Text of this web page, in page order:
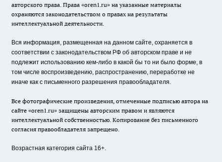
авторского права. Права «oren1.ru» на указанные материалы
охраняются законодательством о правах на результаты
интеллектуальной деятельности.
Вся информация, размещенная на данном сайте, охраняется в
соответствии с законодательством РФ об авторском праве и не
подлежит использованию кем-либо в какой бы то ни было форме, в
том числе воспроизведению, распространению, переработке не
иначе как с письменного разрешения правообладателя.
Все фотографические произведения, отмеченные подписью автора на
сайте «oren1.ru» защищены авторским правом и являются
интеллектуальной собственностью. Копирование без письменного
согласия правообладателя запрещено.
Возрастная категория сайта 16+.